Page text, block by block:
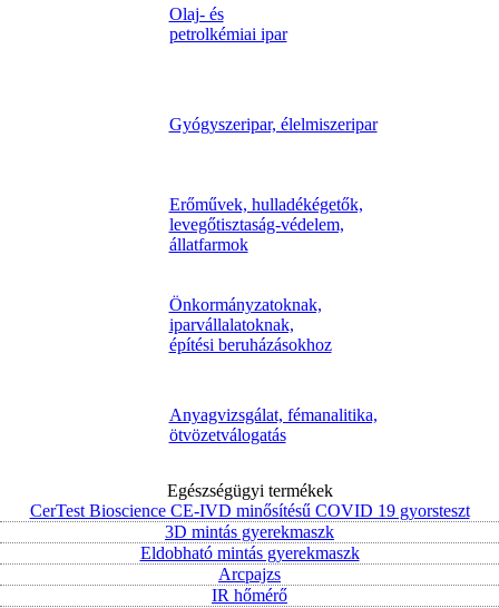
Olaj- és
petrolkémiai ipar
Gyógyszeripar, élelmiszeripar
Erőművek, hulladékégetők,
levegőtisztaság-védelem,
állatfarmok
Önkormányzatoknak,
iparvállalatoknak,
építési beruházásokhoz
Anyagvizsgálat, fémanalitika,
ötvözetválogatás
Egészségügyi termékek
CerTest Bioscience CE-IVD minősítésű COVID 19 gyorsteszt
3D mintás gyerekmaszk
Eldobható mintás gyerekmaszk
Arcpajzs
IR hőmérő